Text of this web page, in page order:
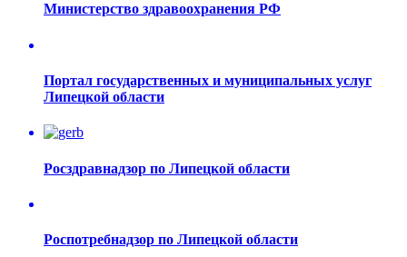
Министерство здравоохранения РФ
Портал государственных и муниципальных услуг
Липецкой области
Росздравнадзор по Липецкой области
Роспотребнадзор по Липецкой области